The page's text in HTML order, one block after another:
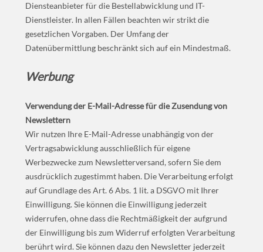
Diensteanbieter für die Bestellabwicklung und IT-
Dienstleister. In allen Fällen beachten wir strikt die
gesetzlichen Vorgaben. Der Umfang der
Datenübermittlung beschränkt sich auf ein Mindestmaß.
Werbung
Verwendung der E-Mail-Adresse für die Zusendung von
Newslettern
Wir nutzen Ihre E-Mail-Adresse unabhängig von der
Vertragsabwicklung ausschließlich für eigene
Werbezwecke zum Newsletterversand, sofern Sie dem
ausdrücklich zugestimmt haben. Die Verarbeitung erfolgt
auf Grundlage des Art. 6 Abs. 1 lit. a DSGVO mit Ihrer
Einwilligung. Sie können die Einwilligung jederzeit
widerrufen, ohne dass die Rechtmäßigkeit der aufgrund
der Einwilligung bis zum Widerruf erfolgten Verarbeitung
berührt wird. Sie können dazu den Newsletter jederzeit